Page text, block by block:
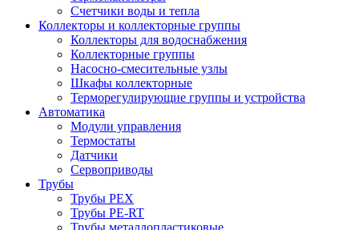
Счетчики воды и тепла
Коллекторы и коллекторные группы
Коллекторы для водоснабжения
Коллекторные группы
Насосно-смесительные узлы
Шкафы коллекторные
Терморегулирующие группы и устройства
Автоматика
Модули управления
Термостаты
Датчики
Сервоприводы
Трубы
Трубы PEX
Трубы PE-RT
Трубы металлопластиковые